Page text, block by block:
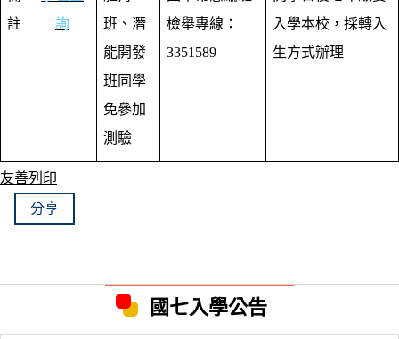
註
詢
班、潛
能開發
班同學
免參加
測驗
檢舉專線：
3351589
入學本校，採轉入
生方式辦理
友善列印
分享
國七入學公告